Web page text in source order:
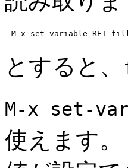
M-x set-variable RET fill-
とすると、
M-x set-
使えます